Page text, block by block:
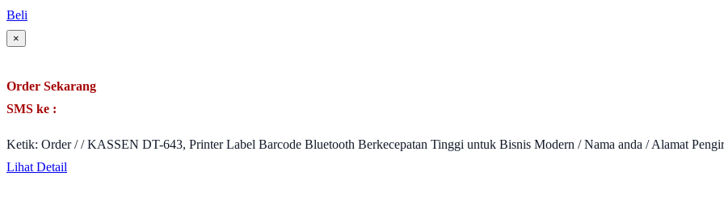
Beli
×
Order Sekarang
SMS ke :
Ketik: Order / / KASSEN DT-643, Printer Label Barcode Bluetooth Berkecepatan Tinggi untuk Bisnis Modern / Nama anda / Alamat
Lihat Detail